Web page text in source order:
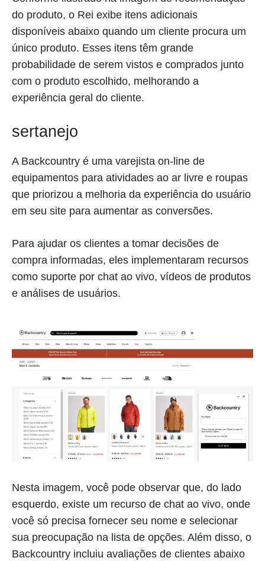
do produto, o Rei exibe itens adicionais
disponíveis abaixo quando um cliente procura um
único produto. Esses itens têm grande
probabilidade de serem vistos e comprados junto
com o produto escolhido, melhorando a
experiência geral do cliente.
sertanejo
A Backcountry é uma varejista on-line de
equipamentos para atividades ao ar livre e roupas
que priorizou a melhoria da experiência do usuário
em seu site para aumentar as conversões.
Para ajudar os clientes a tomar decisões de
compra informadas, eles implementaram recursos
como suporte por chat ao vivo, vídeos de produtos
e análises de usuários.
Nesta imagem, você pode observar que, do lado
esquerdo, existe um recurso de chat ao vivo, onde
você só precisa fornecer seu nome e selecionar
sua preocupação na lista de opções. Além disso, o
Backcountry incluiu avaliações de clientes abaixo